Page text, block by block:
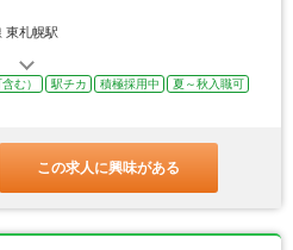
東札幌駅
む） 駅チカ 積極採用中
夏～秋入職可
この求人に興味がある